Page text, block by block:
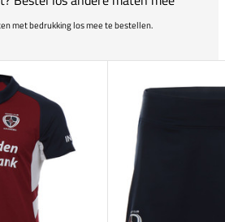
met bedrukking los mee te bestellen.